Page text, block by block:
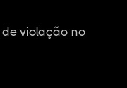
violação no